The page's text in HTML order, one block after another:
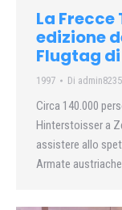
La
edizione
Flugtag
1997 Di admin8235
Circa 140.000
Hinterstoisser a
assistere allo
Armate austriache